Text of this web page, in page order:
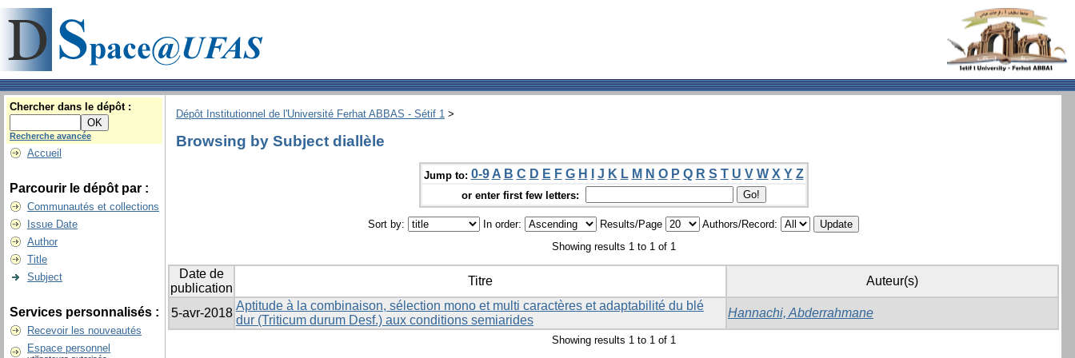
Chercher dans le dépôt :
Recherche avancée
Accueil
Parcourir le dépôt par :
Communautés et collections
Issue Date
Author
Title
Subject
Services personnalisés :
Recevoir les nouveautés
Espace personnel
Dépôt Institutionnel de l'Université Ferhat ABBAS - Sétif 1 >
Browsing by Subject diallèle
Jump to: 0-9 A B C D E F G H J K L M N O P Q R S T U V W X Y Z
or enter first few letters:
Sort by: In order: Results/Page
Authors/Record:
Showing results 1 to 1 of 1
Date de
publication
Titre Auteur(s)
5-avr-2018
Aptitude à la combinaison, sélection mono et multi caractères et adaptabilité du blé
dur (Triticum durum Desf.) aux conditions semiarides
Hannachi, Abderrahmane
Showing results 1 to 1 of 1